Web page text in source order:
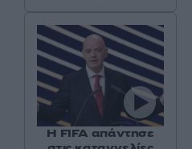
Η FIFA απάντησε